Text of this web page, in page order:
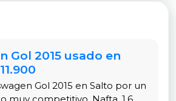
para más detalles y agenda
Gol 2015 usado en
Gol 2015 en Salto por un